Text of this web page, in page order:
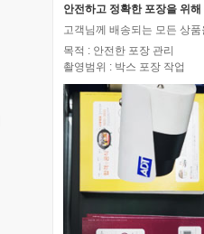
안전하고 정확한 포장을 위
고객님께 배송되는 모든 상
목적 : 안전한 포장 관리
촬영범위 : 박스 포장 작업